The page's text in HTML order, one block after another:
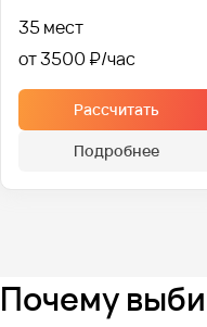
35 мест
от 3500 ₽
Рассчитать
Подробнее
Почему